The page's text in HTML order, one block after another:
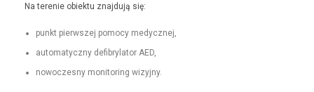
Na tere­nie obiek­tu zna­j­du­ją się:
punkt pier­wszej pomo­cy medycznej,
automaty­czny defi­bry­la­tor AED,
nowoczes­ny mon­i­tor­ing wizyjny.